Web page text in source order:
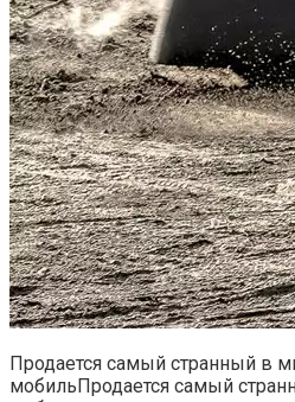
Продается самый странный в
мобильПродается самый